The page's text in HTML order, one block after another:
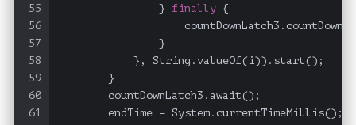
55
56
57
58
59
60
61
                }
finally {
                }
            }, String.valueOf(i)).start();
        }
        countDownLatch3.await();
        endTime = System.currentTimeMillis();